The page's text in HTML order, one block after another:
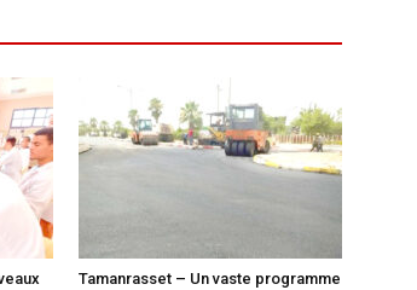
Tamanrasset – Un vaste programme